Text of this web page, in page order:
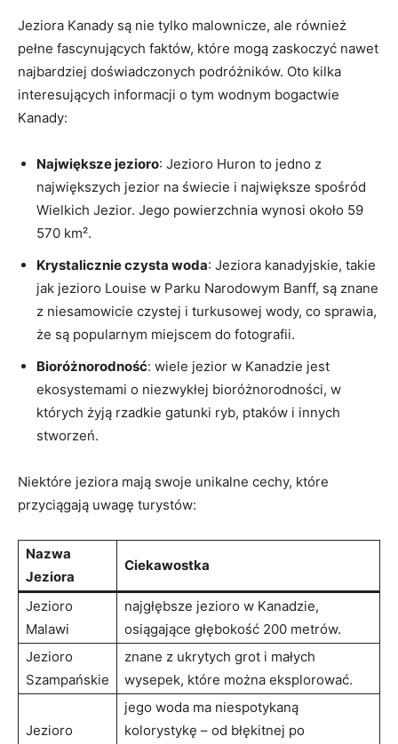
Jeziora Kanady są⁢ nie tylko malownicze, ale również
pełne fascynujących faktów, ‍które mogą zaskoczyć nawet
najbardziej doświadczonych podróżników. Oto kilka
interesujących ‌informacji‌ o tym wodnym bogactwie
Kanady:
Największe jezioro:⁤ Jezioro Huron to jedno ​z
‌największych jezior na świecie​ i‍ największe spośród
Wielkich Jezior. ‍Jego​ powierzchnia wynosi około 59
570 km².
Krystalicznie ​czysta woda: ‌Jeziora kanadyjskie, takie
⁢jak jezioro Louise w Parku Narodowym Banff, są znane
‌z niesamowicie⁣ czystej i turkusowej wody, co sprawia,
że są⁢ popularnym miejscem ‍do fotografii.
Bioróżnorodność: wiele⁢ jezior​ w ​Kanadzie ⁢jest
ekosystemami o ⁤niezwykłej⁤ bioróżnorodności, w
których żyją ⁢rzadkie gatunki ryb, ptaków i⁢ innych‌
stworzeń.
Niektóre jeziora mają swoje unikalne⁤ cechy, ​które
przyciągają uwagę turystów:
Nazwa
Jeziora
Ciekawostka
Jezioro
Malawi
najgłębsze jezioro w Kanadzie,​
osiągające głębokość​ 200 metrów.
Jezioro
Szampańskie
znane z ukrytych grot i małych⁢
wysepek, które można eksplorować.
Jezioro
jego ‍woda ma niespotykaną
kolorystykę – od błękitnej ⁣po